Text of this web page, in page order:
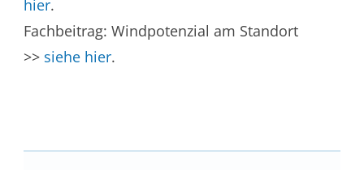
hier.
Fachbeitrag: Windpotenzial am Standort
>> siehe hier.